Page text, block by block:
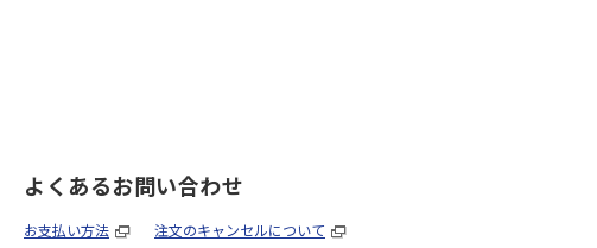
よくあるお問い合わせ
お支払い方法 注文のキャンセルについて